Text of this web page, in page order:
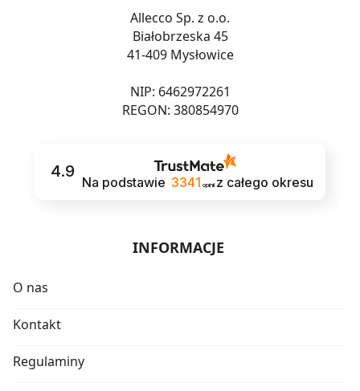
Allecco Sp. z o.o.
Białobrzeska 45
41-409 Mysłowice
NIP: 6462972261
REGON: 380854970
4.9
Na podstawie 3341 opinii z całego okresu
INFORMACJE
O nas
Kontakt
Regulaminy